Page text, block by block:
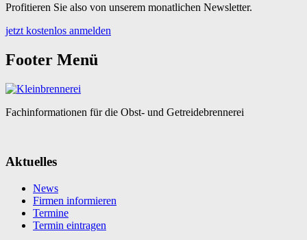
Profitieren Sie also von unserem monatlichen Newsletter.
jetzt kostenlos anmelden
Footer Menü
Fachinformationen für die Obst- und Getreidebrennerei
Aktuelles
News
Firmen informieren
Termine
Termin eintragen